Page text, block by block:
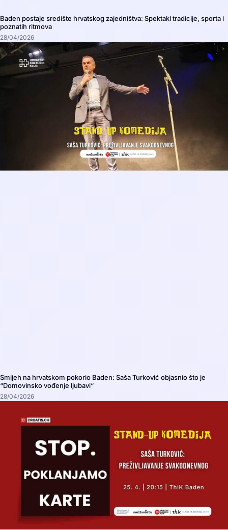
Baden postaje središte hrvatskog zajedništva: Spektakl tradicije, sporta i
poznatih ritmova
28/04/2026
Smijeh na hrvatskom pokorio Baden: Saša Turković objasnio što je
“Domovinsko vođenje ljubavi“
28/04/2026